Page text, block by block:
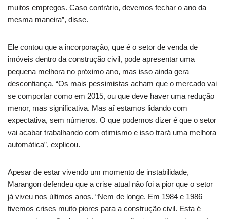
muitos empregos. Caso contrário, devemos fechar o ano da
mesma maneira”, disse.
Ele contou que a incorporação, que é o setor de venda de
imóveis dentro da construção civil, pode apresentar uma
pequena melhora no próximo ano, mas isso ainda gera
desconfiança. “Os mais pessimistas acham que o mercado vai
se comportar como em 2015, ou que deve haver uma redução
menor, mas significativa. Mas aí estamos lidando com
expectativa, sem números. O que podemos dizer é que o setor
vai acabar trabalhando com otimismo e isso trará uma melhora
automática”, explicou.
Apesar de estar vivendo um momento de instabilidade,
Marangon defendeu que a crise atual não foi a pior que o setor
já viveu nos últimos anos. “Nem de longe. Em 1984 e 1986
tivemos crises muito piores para a construção civil. Esta é